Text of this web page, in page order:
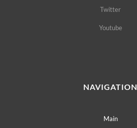
Twitter
Youtube
NAVIGATION
Main